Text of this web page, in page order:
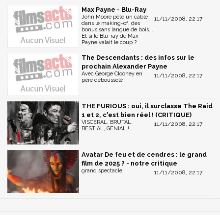
Max Payne - Blu-Ray
11/11/2008, 22:17
John Moore pète un cable
dans le making-of, des
bonus sans langue de bois...
Et si le Blu-ray de Max
Payne valait le coup ?
The Descendants : des infos sur le
prochain Alexander Payne
11/11/2008, 22:17
Avec George Clooney en
père déboussolé
THE FURIOUS : oui, il surclasse The Raid
1 et 2, c'est bien réel ! (CRITIQUE)
11/11/2008, 22:17
VISCERAL, BRUTAL,
BESTIAL, GENIAL !
Avatar De feu et de cendres : le grand
film de 2025 ? - notre critique
11/11/2008, 22:17
grand spectacle